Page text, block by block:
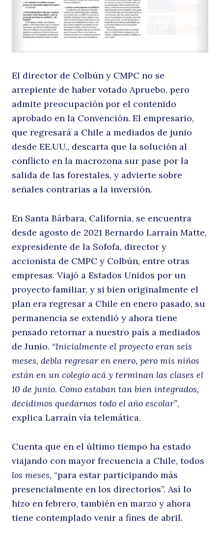
la
El director de Colbún y CMPC no se
arrepiente de haber votado Apruebo, pero
admite preocupación por el contenido
aprobado en la Convención. El empresario,
que regresará a Chile a mediados de junio
desde EE.UU., descarta que la solución al
conflicto en la macrozona sur pase por la
salida de las forestales, y advierte sobre
señales contrarias a la inversión.
En Santa Bárbara, California, se encuentra
desde agosto de 2021 Bernardo Larraín Matte,
expresidente de la Sofofa, director y
accionista de CMPC y Colbún, entre otras
empresas. Viajó a Estados Unidos por un
proyecto familiar, y si bien originalmente el
plan era regresar a Chile en enero pasado, su
permanencia se extendió y ahora tiene
pensado retornar a nuestro país a mediados
de Junio. “Inicialmente el proyecto eran seis
meses, debla regresar en enero, pero mis niños
están en un colegio acá y terminan las clases el
10 de junio. Como estaban tan bien integrados,
decidimos quedarnos todo el año escolar”,
explica Larraín vía telemática.
Cuenta que en el último tiempo ha estado
viajando con mayor frecuencia a Chile, todos
los meses, “para estar participando más
presencialmente en los directorios”. Así lo
hizo en febrero, también en marzo y ahora
tiene contemplado venir a fines de abril.